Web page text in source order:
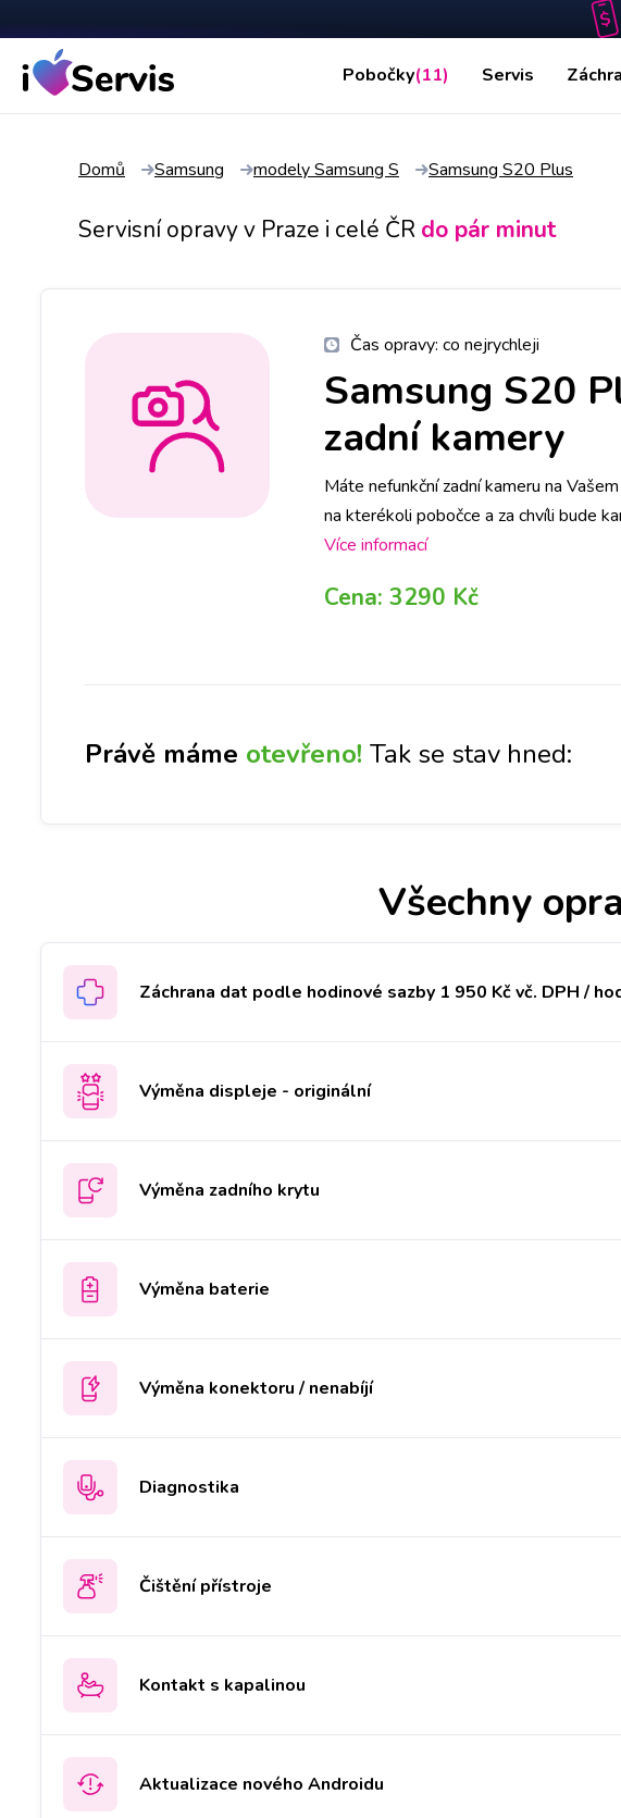
Pobočky(11) Servis
Domů Samsung modely Samsung S Samsung S20 Plus
Servisní opravy v Praze i celé ČR do pár minut
Čas opravy: co nejrychleji
Samsung S20
zadní kamery
Máte nefunkční zadní kameru na
na kterékoli pobočce a za chvíli bude
rezervaci na vybrané pobočce a
Více informací
Cena: 3290 Kč
Právě máme otevřeno! Tak se stav hned:
Všechny
Záchrana dat podle hodinové sazby 1 950 Kč vč. DPH /
Výměna displeje - originální
Výměna zadního krytu
Výměna baterie
Výměna konektoru / nenabíjí
Diagnostika
Čištění přístroje
Kontakt s kapalinou
Aktualizace nového Androidu